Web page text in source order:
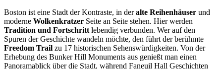
Boston ist eine Stadt der Kontraste, in deralte Reihenhäuser und
moderne Wolkenkratzer Seite an Seite stehen. Hier werden
Tradition und Fortschritt lebendig verbunden. Wer auf den
Spuren der Geschichte wandeln möchte, den führt der berühmte
Freedom Trail zu 17 historischen Sehenswürdigkeiten. Von der
Erhebung des Bunker Hill Monuments aus genießt man einen
Panoramablick über die Stadt, während Faneuil Hall Geschichten